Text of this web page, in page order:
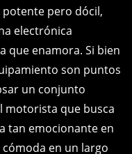
pero dócil,
electrónica
que enamora. Si bien
son puntos
un conjunto
motorista que busca
tan emocionante en
en un largo